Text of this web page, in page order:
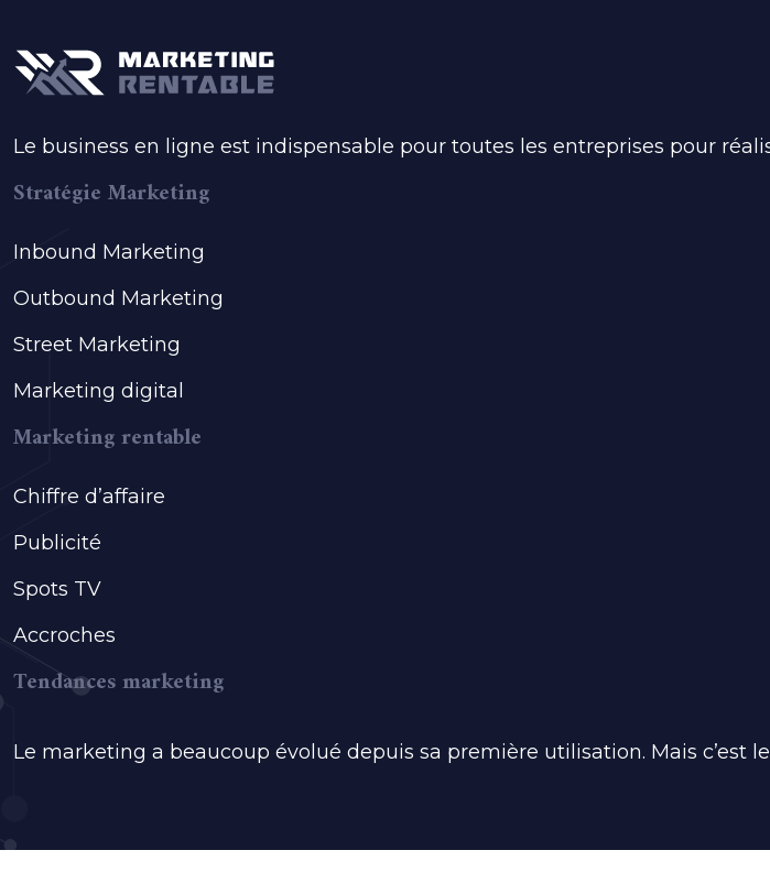
Le business en ligne est indispensable pour toutes les entreprises pour
Stratégie Marketing
Inbound Marketing
Outbound Marketing
Street Marketing
Marketing digital
Marketing rentable
Chiffre d’affaire
Publicité
Spots TV
Accroches
Tendances marketing
Le marketing a beaucoup évolué depuis sa première utilisation. Mais c’est